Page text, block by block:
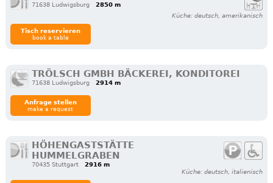
71638 Ludwigsburg
2850 m
Küche: deutsch, amerikanisch
Tisch reservieren
book a table
TRÖLSCH GMBH BÄCKEREI, KONDITOREI
71638 Ludwigsburg 2914 m
Anfrage stellen
make a request
HÖHENGASTSTÄTTE
HUMMELGRABEN
70435 Stuttgart
2916 m
Küche: deutsch, italienisch